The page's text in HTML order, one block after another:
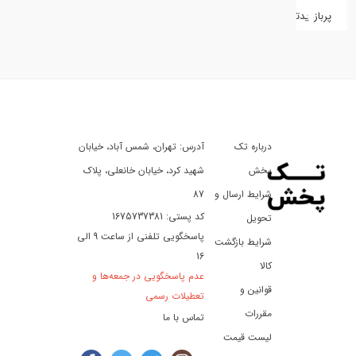
کفش
سفر
تفریح
پربازدیدترین
درباره تک
پخش
شرایط ارسال و
تحویل
شرایط بازگشت
کالا
قوانین و
مقررات
لیست قیمت
آدرس: تهران، شمس آباد، خیابان
شهید کرد، خیابان خانعلی، پلاک
87
کد پستی: 1675737381
پاسخگویی تلفنی از ساعت 9 الی
16
عدم پاسخگویی در جمعه‌ها و
تعطیلات رسمی
تماس با ما